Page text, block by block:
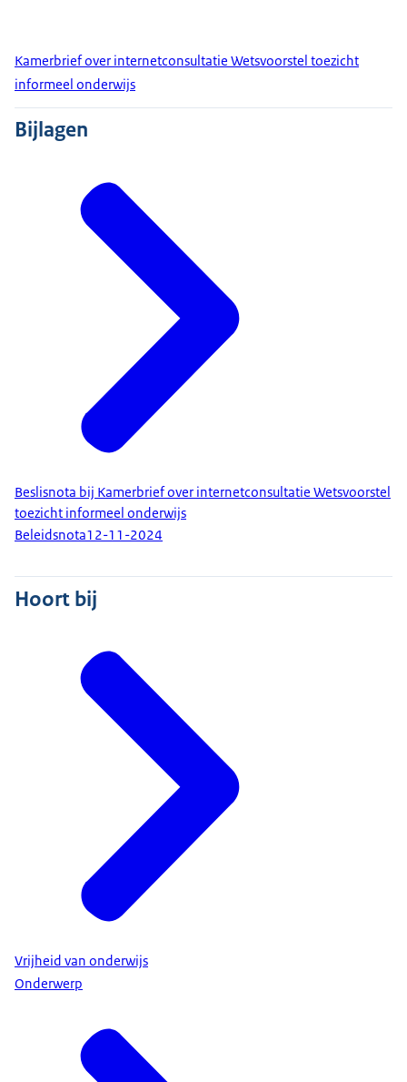
Kamerbrief over internetconsultatie Wetsvoorstel toezicht
informeel onderwijs
Bijlagen
Beslisnota bij Kamerbrief over internetconsultatie Wetsvoorstel
toezicht informeel onderwijs
Beleidsnota12-11-2024
Hoort bij
Vrijheid van onderwijs
Onderwerp